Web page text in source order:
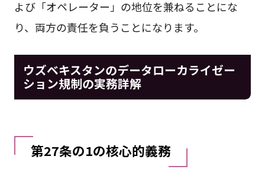
よび「オペレーター」の地位を兼ねることにな
り、両方の責任を負うことになります。
ウズベキスタンのデータローカライゼー
ション規制の実務詳解
第27条の1の核心的義務